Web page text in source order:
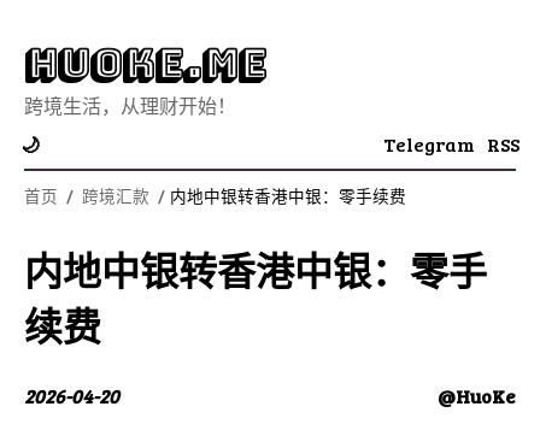
Huoke.Me
跨境生活，从理财开始！
🌙 Telegram RSS
首页 / 跨境汇款 / 内地中银转香港中银：零手续费
内地中银转香港中银：零手
续费
2026-04-20 @HuoKe